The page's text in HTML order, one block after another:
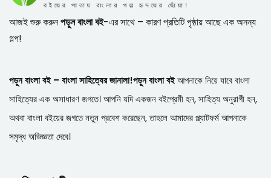
আজই শুরু করুনপড়ুন বাংলা বই-এর সাথে – কারণ প্রতিটি পৃষ্ঠায় আছে এক অনন্য
গল্প!
পড়ুন বাংলা বই – বাংলা সাহিত্যের জানালা!পড়ুন বাংলা বইআপনাকে নিয়ে যাবে বাংলা
সাহিত্যের এক অসাধারণ জগতে। আপনি যদি একজন বইপ্রেমী হন, সাহিত্য অনুরাগী হন,
অথবা বাংলা বইয়ের জগতে নতুন প্রবেশ করেছেন, তাহলে আমাদের প্ল্যাটফর্ম আপনাকে
সমৃদ্ধ অভিজ্ঞতা দেবে।